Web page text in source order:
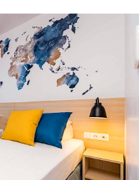
beschikbaar
leden